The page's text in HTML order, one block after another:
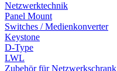
Netzwerktechnik
Panel Mount
Switches / Medienkonverter
Keystone
D-Type
LWL
Zubehör für Netzwerkschrank